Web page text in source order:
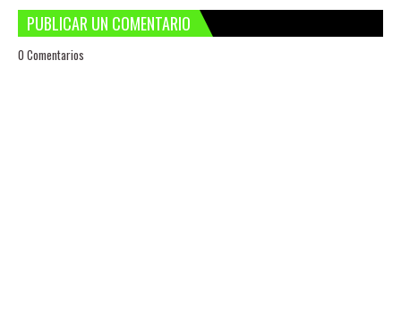
PUBLICAR UN COMENTARIO
0 Comentarios